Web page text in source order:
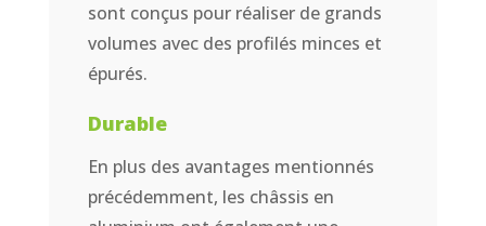
sont conçus pour réaliser de grands
volumes avec des profilés minces et
épurés.
Durable
En plus des avantages mentionnés
précédemment, les châssis en